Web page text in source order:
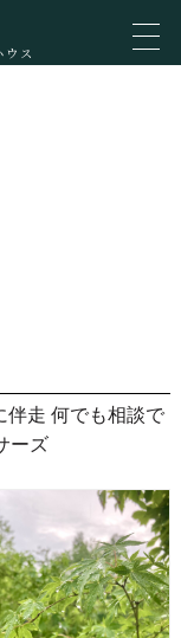
ス
伴走 何でも相談で
ーズ